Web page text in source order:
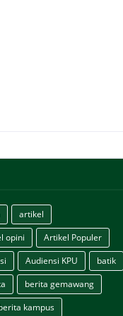
artikel
opini
Artikel Populer
Audiensi KPU
batik
berita gemawang
kampus